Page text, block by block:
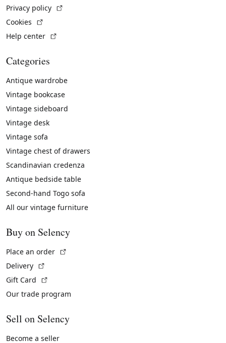
Privacy policy
Cookies
Help center
Categories
Antique wardrobe
Vintage bookcase
Vintage sideboard
Vintage desk
Vintage sofa
Vintage chest of drawers
Scandinavian credenza
Antique bedside table
Second-hand Togo sofa
All our vintage furniture
Buy on Selency
Place an order
Delivery
Gift Card
Our trade program
Sell on Selency
Become a seller